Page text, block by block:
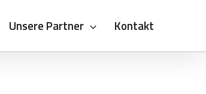
Unsere Partner Kontakt